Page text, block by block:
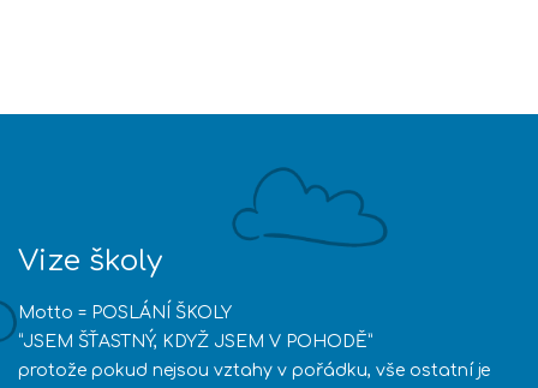
Vize školy
Motto = POSLÁNÍ ŠKOLY
“JSEM ŠŤASTNÝ, KDYŽ JSEM V POHODĚ”
protože pokud nejsou vztahy v pořádku, vše ostatní je